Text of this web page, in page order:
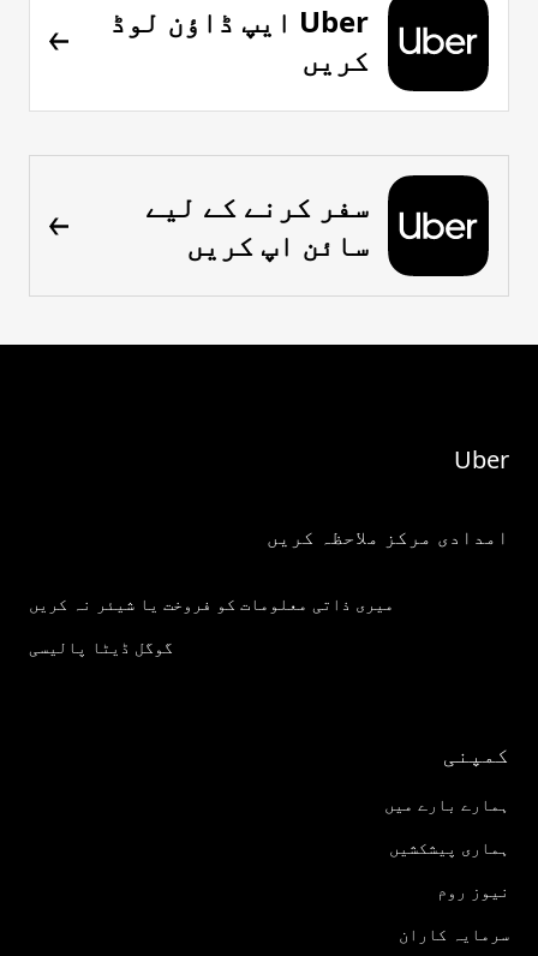
Uber ایپ ڈاؤن لوڈ
کریں
سفر کرنے کے لیے
سائن اپ کریں
Uber
امدادی مرکز ملاحظہ کریں
میری ذاتی معلومات کو فروخت یا شیئر نہ کریں
گوگل ڈیٹا پالیسی
کمپنی
ہمارے بارے میں
ہماری پیشکشیں
نیوز روم
سرمایہ کاران